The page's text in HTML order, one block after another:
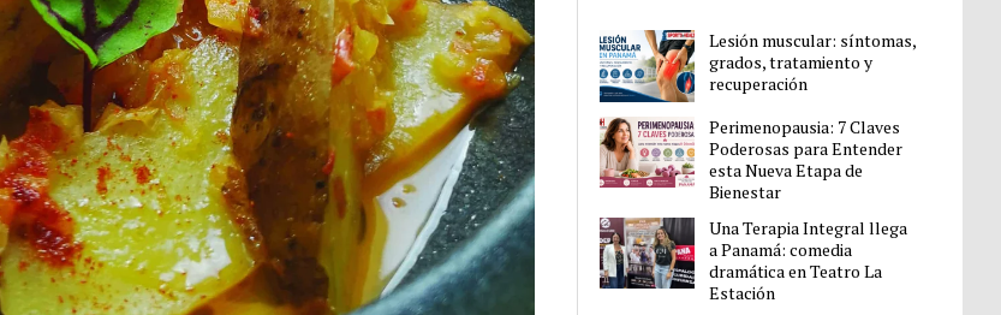
Lesión muscular: síntomas,
grados, tratamiento y
recuperación
Perimenopausia: 7 Claves
Poderosas para Entender
esta Nueva Etapa de
Bienestar
Una Terapia Integral llega
a Panamá: comedia
dramática en Teatro La
Estación